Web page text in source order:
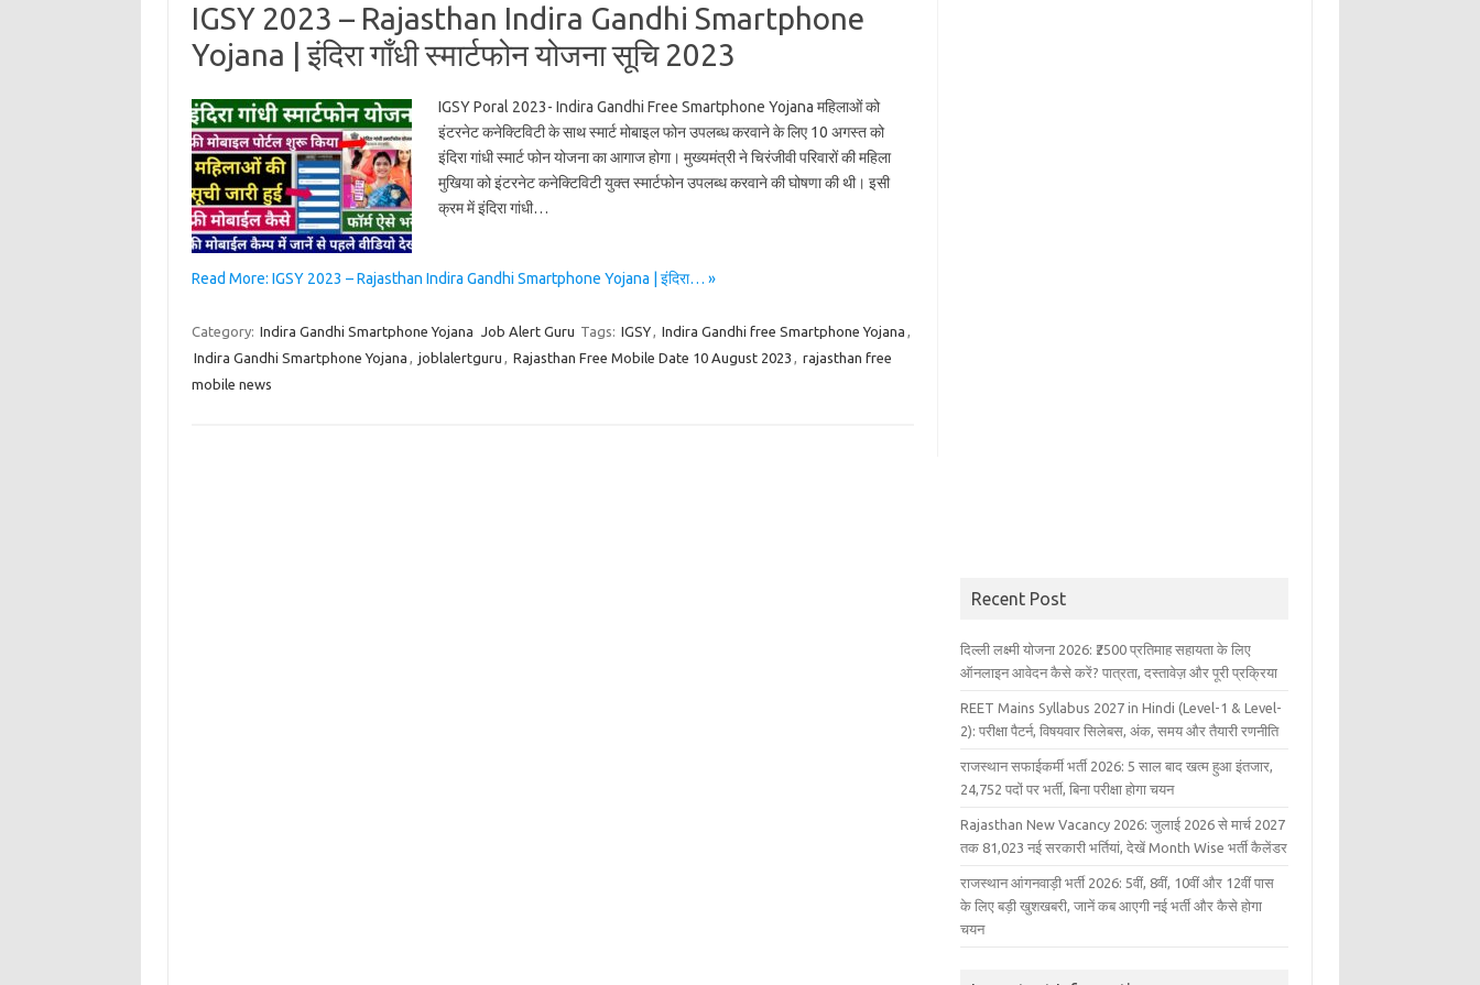
IGSY 2023 – Rajasthan Indira Gandhi Smartphone
Yojana | इंदिरा गाँधी स्मार्टफोन योजना सूचि 2023
IGSY Poral 2023- Indira Gandhi Free Smartphone Yojana महिलाओं को
इंटरनेट कनेक्टिविटी के साथ स्मार्ट मोबाइल फोन उपलब्ध करवाने के लिए 10 अगस्त को
इंदिरा गांधी स्मार्ट फोन योजना का आगाज होगा। मुख्यमंत्री ने चिरंजीवी परिवारों की महिला
मुखिया को इंटरनेट कनेक्टिविटी युक्त स्मार्टफोन उपलब्ध करवाने की घोषणा की थी। इसी
क्रम में इंदिरा गांधी…
Read More: IGSY 2023 – Rajasthan Indira Gandhi Smartphone Yojana | इंदिरा… »
Category: Indira Gandhi Smartphone Yojana Job Alert Guru Tags: IGSY, Indira Gandhi free Smartphone Yojana ,
Indira Gandhi Smartphone Yojana , joblalertguru , Rajasthan Free Mobile Date 10 August 2023 , rajasthan free
mobile news
Recent Post
दिल्ली लक्ष्मी योजना 2026: ₹2500 प्रतिमाह सहायता के लिए
ऑनलाइन आवेदन कैसे करें? पात्रता, दस्तावेज़ और पूरी प्रक्रिया
REET Mains Syllabus 2027 in Hindi (Level-1 & Level-
2): परीक्षा पैटर्न, विषयवार सिलेबस, अंक, समय और तैयारी रणनीति
राजस्थान सफाईकर्मी भर्ती 2026: 5 साल बाद खत्म हुआ इंतजार,
24,752 पदों पर भर्ती, बिना परीक्षा होगा चयन
Rajasthan New Vacancy 2026: जुलाई 2026 से मार्च 2027
तक 81,023 नई सरकारी भर्तियां, देखें Month Wise भर्ती कैलेंडर
राजस्थान आंगनवाड़ी भर्ती 2026: 5वीं, 8वीं, 10वीं और 12वीं पास
के लिए बड़ी खुशखबरी, जानें कब आएगी नई भर्ती और कैसे होगा
चयन